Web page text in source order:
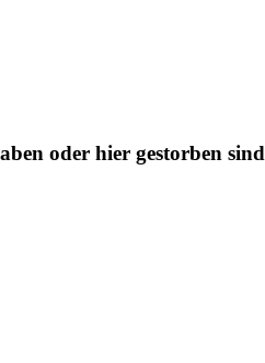
oder hier gestorben sind